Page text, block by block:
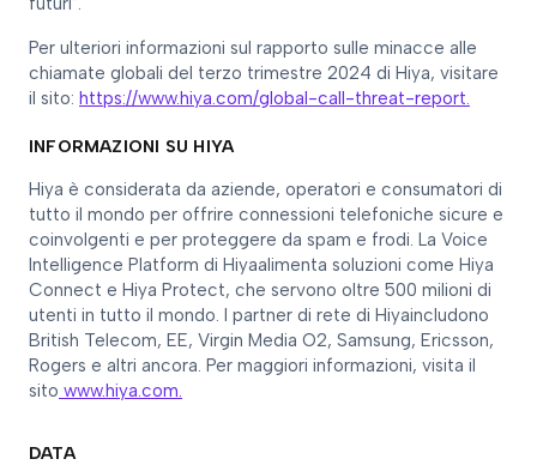
Per ulteriori informazioni sul rapporto sulle minacce alle
chiamate globali del terzo trimestre 2024 di Hiya, visitare
il sito: https://www.hiya.com/global-call-threat-report.
INFORMAZIONI SU HIYA
Hiya è considerata da aziende, operatori e consumatori di
tutto il mondo per offrire connessioni telefoniche sicure e
coinvolgenti e per proteggere da spam e frodi. La Voice
Intelligence Platform di Hiyaalimenta soluzioni come Hiya
Connect e Hiya Protect, che servono oltre 500 milioni di
utenti in tutto il mondo. I partner di rete di Hiyaincludono
British Telecom, EE, Virgin Media O2, Samsung, Ericsson,
Rogers e altri ancora. Per maggiori informazioni, visita il
sito www.hiya.com.
DATA